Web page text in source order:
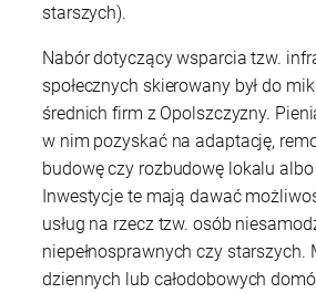
starszych).
Nabór dotyczący wsparcia tzw.
społecznych skierowany był do
średnich firm z Opolszczyzny.
w nim pozyskać na adaptację,
budowę czy rozbudowę lokalu
Inwestycje te mają dawać
usług na rzecz tzw. osób
niepełnosprawnych czy starszych.
dziennych lub całodobowych